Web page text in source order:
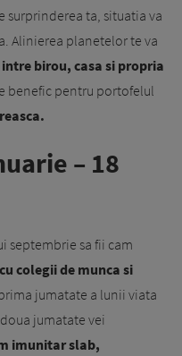
surprinderea ta, situatia va
Alinierea planetelor te va
birou, casa si propria
benefic pentru portofelul
– 18
septembrie sa fii cam
colegii de munca si
jumatate a lunii viata
jumatate vei
imunitar slab,